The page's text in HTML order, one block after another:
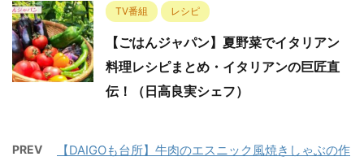
TV番組 レシピ
【ごはんジャパン】夏野菜でイタリアン
料理レシピまとめ・イタリアンの巨匠直
伝！（日高良実シェフ）
PREV
【DAIGOも台所】牛肉のエスニック風焼きしゃぶの作